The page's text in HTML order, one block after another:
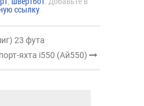
ссылку.
23 фута
яхта i550 (Ай550)